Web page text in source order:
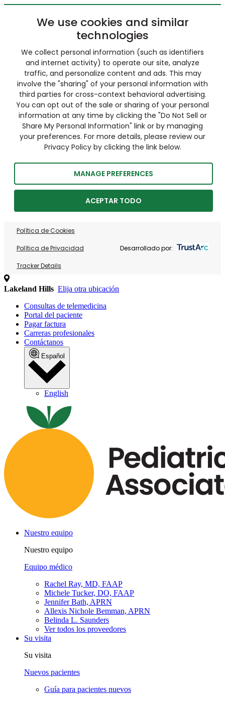
We use cookies and similar
technologies
We collect personal information (such as identifiers
and internet activity) to operate our site, analyze
traffic, and personalize content and ads. This may
involve the "sharing" of your personal information with
third parties for cross-context behavioral advertising.
You can opt out of the sale or sharing of your personal
information at any time by clicking the "Do Not Sell or
Share My Personal Information" link or by managing
your preferences. For more details, please review our
Privacy Policy by clicking the link below.
MANAGE PREFERENCES
ACEPTAR TODO
Política de Cookies
Política de Privacidad
Tracker Details
Desarrollado por:
Lakeland Hills Elija otra ubicación
Consultas de telemedicina
Portal del paciente
Pagar factura
Carreras profesionales
Contáctanos
Español
English
Nuestro equipo
Nuestro equipo
Equipo médico
Rachel Ray, MD, FAAP
Michele Tucker, DO, FAAP
Jennifer Bath, APRN
Allexis Nichole Bemman, APRN
Belinda L. Saunders
Ver todos los proveedores
Su visita
Su visita
Nuevos pacientes
Guía para pacientes nuevos